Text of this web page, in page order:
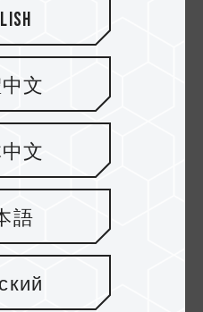
(cuadro amarillo)
luego presiona
entrar a Windows.
文
文
語